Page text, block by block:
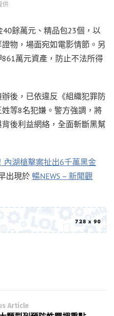
供
餘萬元、精品包23個，以
物，場面宛如電影情節。另
萬元資產，防止不法所得
後，已依違反《組織犯罪防
等8名犯嫌。警方強調，將
後利益網絡，全面斬斷黑幫
內湖槍擊案扯出6千萬黑金
出現於 暢NEWS – 新聞觀
Article